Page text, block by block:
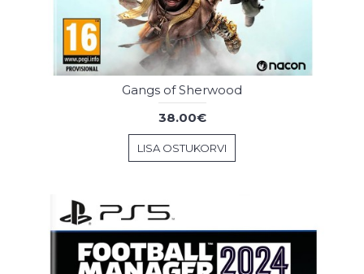
Gangs of Sherwood
38.00€
LISA OSTUKORVI